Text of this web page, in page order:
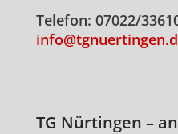
Telefon: 07022/
TG Nürtingen –